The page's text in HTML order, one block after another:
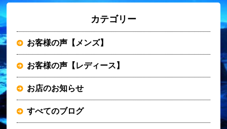
カテゴリー
お客様の声【メンズ】
お客様の声【レディース】
お店のお知らせ
すべてのブログ